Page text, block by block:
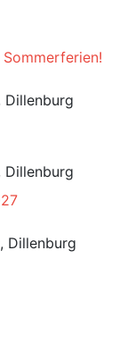
Dillenburg
Dillenburg
, Dillenburg